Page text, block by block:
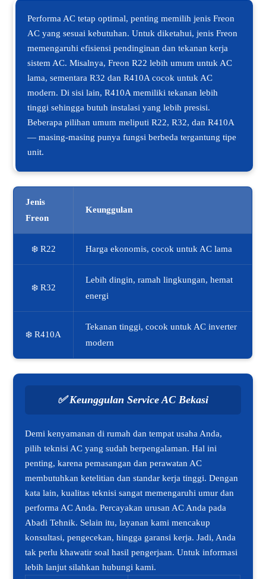
Performa AC tetap optimal, penting memilih jenis Freon
AC yang sesuai kebutuhan. Untuk diketahui, jenis Freon
memengaruhi efisiensi pendinginan dan tekanan kerja
sistem AC. Misalnya, Freon R22 lebih umum untuk AC
lama, sementara R32 dan R410A cocok untuk AC
modern. Di sisi lain, R410A memiliki tekanan lebih
tinggi sehingga butuh instalasi yang lebih presisi.
Beberapa pilihan umum meliputi R22, R32, dan R410A
— masing-masing punya fungsi berbeda tergantung tipe
unit.
Jenis
Freon
Keunggulan
❄️ R22 Harga ekonomis, cocok untuk AC lama
❄️ R32
Lebih dingin, ramah lingkungan, hemat
energi
❄️ R410A
Tekanan tinggi, cocok untuk AC inverter
modern
✅Keunggulan Service AC Bekasi
Demi kenyamanan di rumah dan tempat usaha Anda,
pilih teknisi AC yang sudah berpengalaman. Hal ini
penting, karena pemasangan dan perawatan AC
membutuhkan ketelitian dan standar kerja tinggi. Dengan
kata lain, kualitas teknisi sangat memengaruhi umur dan
performa AC Anda. Percayakan urusan AC Anda pada
Abadi Tehnik. Selain itu, layanan kami mencakup
konsultasi, pengecekan, hingga garansi kerja. Jadi, Anda
tak perlu khawatir soal hasil pengerjaan. Untuk informasi
lebih lanjut silahkan hubungi kami.